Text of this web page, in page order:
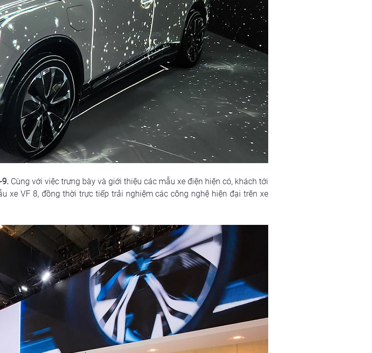
Cùng với việc trưng bày và giới thiệu các mẫu xe điện hiện có, khách tới
xe VF 8, đồng thời trực tiếp trải nghiệm các công nghệ hiện đại trên xe